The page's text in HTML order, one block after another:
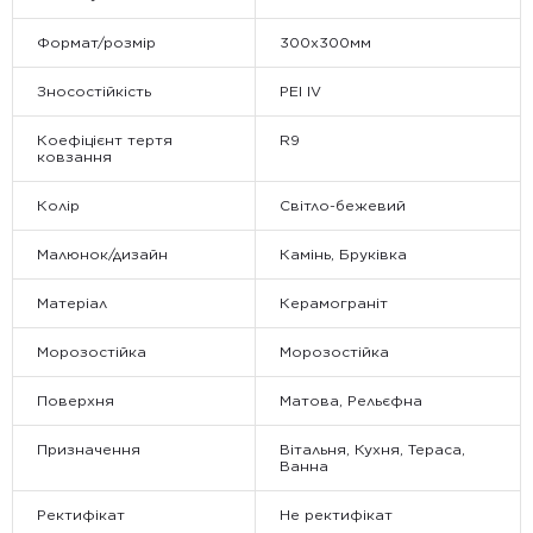
Формат/розмір 300x300мм
Зносостійкість PEI IV
Коефіцієнт тертя
ковзання
R9
Колір Світло-бежевий
Малюнок/дизайн Камінь, Бруківка
Матеріал Керамограніт
Морозостійка Морозостійка
Поверхня Матова, Рельєфна
Призначення
Вітальня, Кухня, Тераса,
Ванна
Ректифікат Не ректифікат